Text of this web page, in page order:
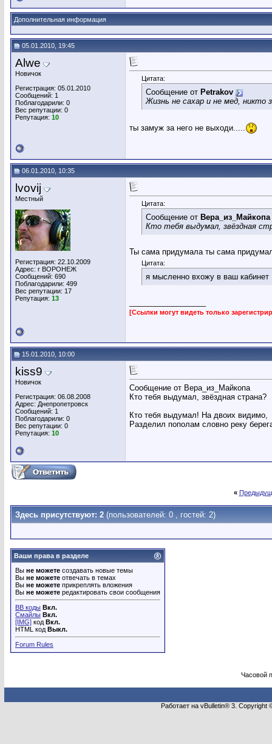
Дополнительная информация
05.01.2010, 19:45
Alwe
Новичок
Регистрация: 05.01.2010
Сообщений: 1
Поблагодарили: 0
Вес репутации: 0
Репутация: 10
Цитата:
Сообщение от Petrakov
Жизнь не сахар и не мед, никто
ты замуж за него не выходи.....
06.01.2010, 10:35
lvovij
Местный
Регистрация: 22.10.2009
Адрес: г ВОРОНЕЖ
Сообщений: 690
Поблагодарили: 499
Вес репутации: 17
Репутация: 13
Цитата:
Сообщение от Вера_из_Майкопа
Кто тебя выдумал, звёздная
Ты сама придумала ты сама
Цитата:
я мысленно вхожу в ваш кабинет
[Ссылки могут видеть только
15.01.2010, 10:00
kiss9
Новичок
Регистрация: 06.08.2008
Адрес: Днепропетровск
Сообщений: 1
Поблагодарили: 0
Вес репутации: 0
Репутация: 10
Сообщение от Вера_из_Майкопа
Кто тебя выдумал, звёздная страна?
Кто тебя выдумал! На двоих видимо,
Разделил пополам словно реку
«
Здесь присутствуют: 2 (пользователей: 0 , гостей: 2)
Ваши права в разделе
Вы не можете создавать новые темы
Вы не можете отвечать в темах
Вы не можете прикреплять вложения
Вы не можете редактировать свои сообщения
BB коды Вкл.
Смайлы Вкл.
[IMG] код Вкл.
HTML код Выкл.
Forum Rules
Часовой
Работает на vBulletin® 3.